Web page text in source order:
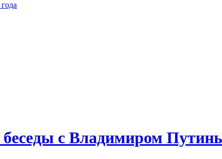
беседы с Владимиром